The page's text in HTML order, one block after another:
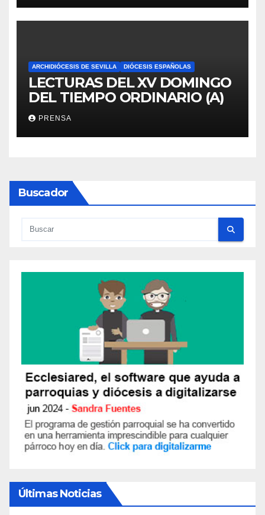
ARCHIDIÓCESIS DE SEVILLA DIÓCESIS ESPAÑOLAS
LECTURAS DEL XV DOMINGO
DEL TIEMPO ORDINARIO (A)
PRENSA
Buscador
Últimas Noticias